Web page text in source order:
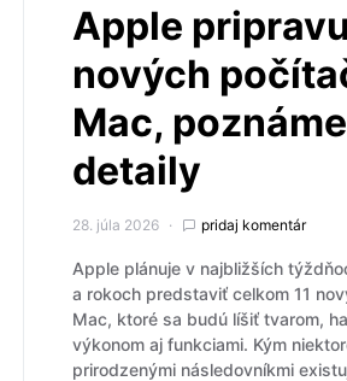
Apple
nových
Mac,
detaily
28. júla 2026 pridaj komentár
Apple plánuje v najbližších
a rokoch predstaviť celkom 11
Mac, ktoré sa budú líšiť tvarom,
výkonom aj funkciami. Kým
prirodzenými následovníkmi